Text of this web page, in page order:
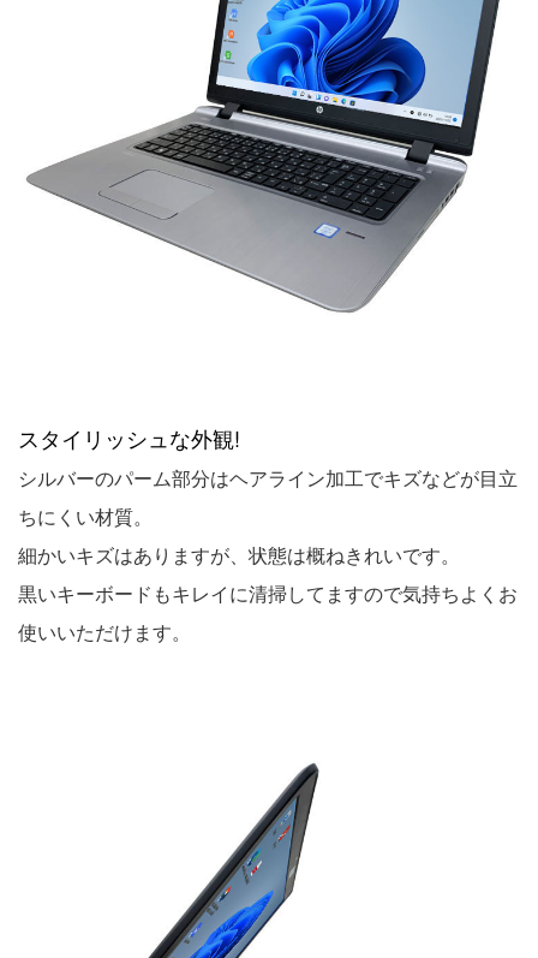
スタイリッシュな外観!
シルバーのパーム部分はヘアライン加工でキズなどが目立
ちにくい材質。
細かいキズはありますが、状態は概ねきれいです。
黒いキーボードもキレイに清掃してますので気持ちよくお
使いいただけます。